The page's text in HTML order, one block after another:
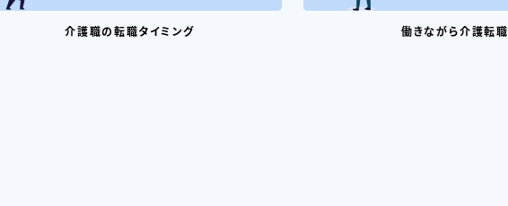
介護職の転職タイミング 働きながら介護転職